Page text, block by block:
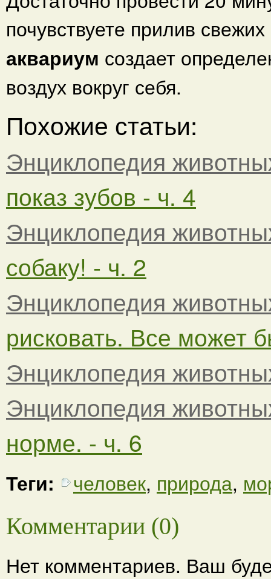
почувствуете прилив
аквариум создает
воздух вокруг себя.
Похожие статьи:
Энциклопедия
показ зубов - ч. 4
Энциклопедия
собаку! - ч. 2
Энциклопедия
рисковать. Все может
Энциклопедия
Энциклопедия
норме. - ч. 6
Теги: человек, природа,
Комментарии (0)
Нет комментариев. Ваш